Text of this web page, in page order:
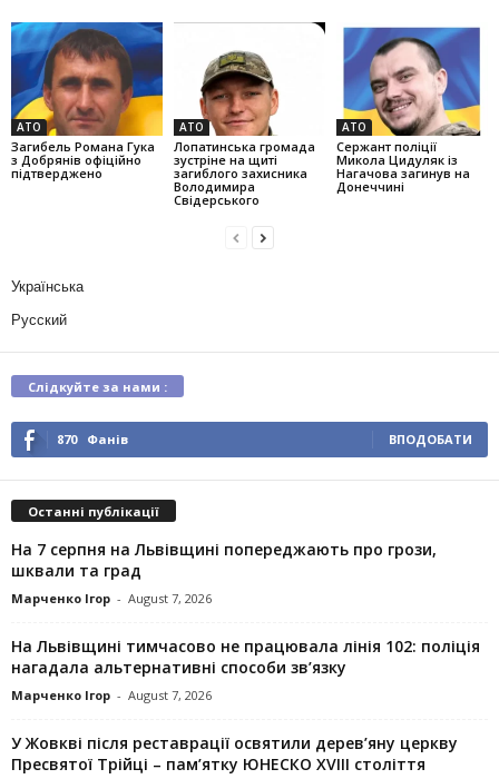
АТО
Загибель Романа Гука
з Добрянів офіційно
підтверджено
АТО
Лопатинська громада
зустріне на щиті
загиблого захисника
Володимира
Свідерського
АТО
Сержант поліції
Микола Цидуляк із
Нагачова загинув на
Донеччині
Українська
Русский
Слідкуйте за нами :
870 Фанів ВПОДОБАТИ
Останні публікації
На 7 серпня на Львівщині попереджають про грози,
шквали та град
Марченко Ігор - August 7, 2026
На Львівщині тимчасово не працювала лінія 102: поліція
нагадала альтернативні способи зв’язку
Марченко Ігор - August 7, 2026
У Жовкві після реставрації освятили дерев’яну церкву
Пресвятої Трійці – пам’ятку ЮНЕСКО XVIII століття